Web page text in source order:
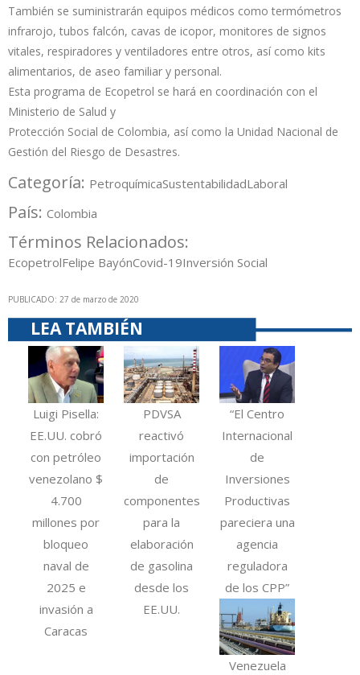
También se suministrarán equipos médicos como termómetros
infrarojo, tubos falcón, cavas de icopor, monitores de signos
vitales, respiradores y ventiladores entre otros, así como kits
alimentarios, de aseo familiar y personal.
Esta programa de Ecopetrol se hará en coordinación con el
Ministerio de Salud y
Protección Social de Colombia, así como la Unidad Nacional de
Gestión del Riesgo de Desastres.
Categoría: PetroquímicaSustentabilidadLaboral
País: Colombia
Términos Relacionados:
EcopetrolFelipe BayónCovid-19Inversión Social
PUBLICADO: 27 de marzo de 2020
LEA TAMBIÉN
Luigi Pisella:
EE.UU. cobró
con petróleo
venezolano $
4.700
millones por
bloqueo
naval de
2025 e
invasión a
Caracas
PDVSA
reactivó
importación
de
componentes
para la
elaboración
de gasolina
desde los
EE.UU.
“El Centro
Internacional
de
Inversiones
Productivas
pareciera una
agencia
reguladora
de los CPP”
Venezuela